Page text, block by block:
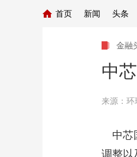
首页 新闻 头条
金融
中
来源： 环
中芯
调整以